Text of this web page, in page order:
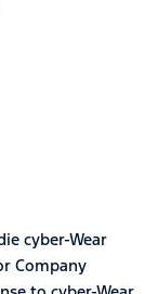
cyber-Wear
Company